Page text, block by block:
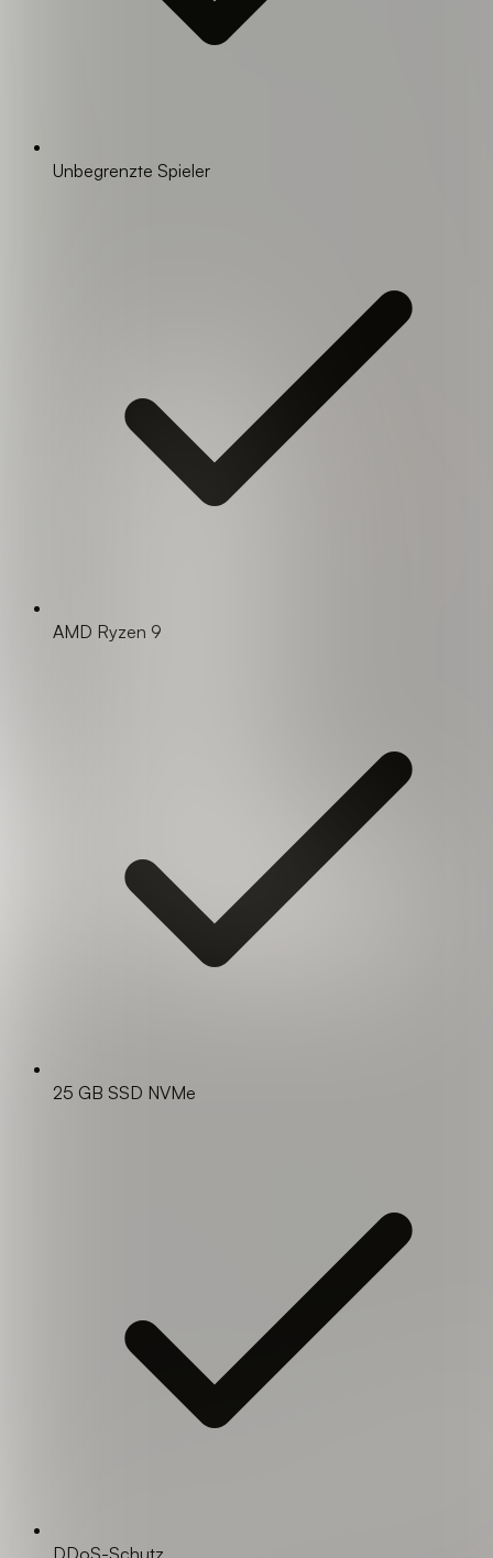
Unbegrenzte Spieler
AMD Ryzen 9
25 GB SSD NVMe
DDoS-Schutz